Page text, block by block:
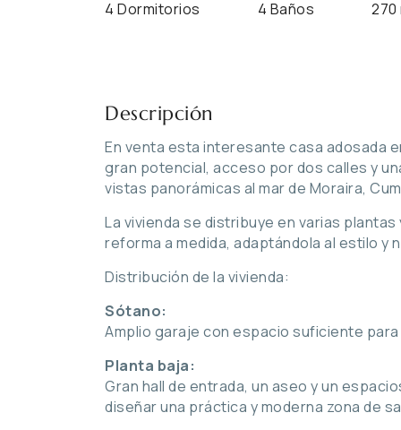
4 Dormitorios 4 Baños 270
Descripción
En venta esta interesante casa adosada
gran potencial, acceso por dos calles y
vistas panorámicas al mar de Moraira,
La vivienda se distribuye en varias
reforma a medida, adaptándola al estilo
Distribución de la vivienda:
Sótano:
Amplio garaje con espacio suficiente
Planta baja:
Gran hall de entrada, un aseo y un
diseñar una práctica y moderna zona de